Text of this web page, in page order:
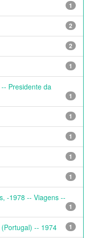
1
2
2
1
Presidente da
1
1
1
1
1
-1978 -- Viagens --
1
-- 1974 1